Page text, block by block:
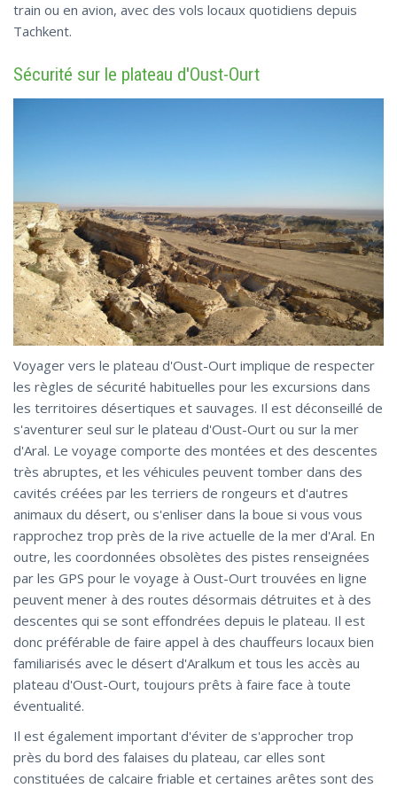
train ou en avion, avec des vols locaux quotidiens depuis
Tachkent.
Sécurité sur le plateau d'Oust-Ourt
Voyager vers le plateau d'Oust-Ourt implique de respecter
les règles de sécurité habituelles pour les excursions dans
les territoires désertiques et sauvages. Il est déconseillé de
s'aventurer seul sur le plateau d'Oust-Ourt ou sur la mer
d'Aral. Le voyage comporte des montées et des descentes
très abruptes, et les véhicules peuvent tomber dans des
cavités créées par les terriers de rongeurs et d'autres
animaux du désert, ou s'enliser dans la boue si vous vous
rapprochez trop près de la rive actuelle de la mer d'Aral. En
outre, les coordonnées obsolètes des pistes renseignées
par les GPS pour le voyage à Oust-Ourt trouvées en ligne
peuvent mener à des routes désormais détruites et à des
descentes qui se sont effondrées depuis le plateau. Il est
donc préférable de faire appel à des chauffeurs locaux bien
familiarisés avec le désert d'Aralkum et tous les accès au
plateau d'Oust-Ourt, toujours prêts à faire face à toute
éventualité.
Il est également important d'éviter de s'approcher trop
près du bord des falaises du plateau, car elles sont
constituées de calcaire friable et certaines arêtes sont des